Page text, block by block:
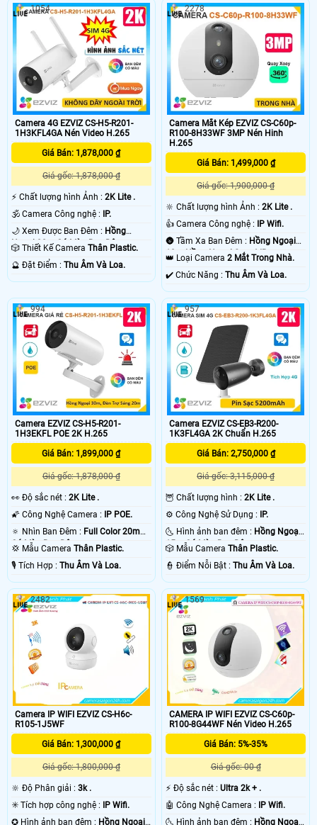
Camera 4G EZVIZ CS-H5-R201-
1H3KFL4GA Nén Video H.265
Giá Bán: 1,878,000 ₫
Giá gốc: 1,878,000 ₫
️⚡ Chất lượng hình Ảnh : 2K Lite .
🕉️ Camera Công nghệ :
IP.
🌙 Xem Được Ban Đêm : Hồng
Ngoại 30m Có Màu Ban Ðêm.
🎲 Thiết Kế Camera Thân Plastic.
️🔮 Đặt Điểm : Thu Âm Và Loa.
1054
Camera Mắt Kép EZVIZ CS-C60p-
R100-8H33WF 3MP Nén Hinh
H.265
Giá Bán: 1,499,000 ₫
Giá gốc: 1,900,000 ₫
🔆 Chất lượng hình Ảnh :2K Lite .
👍 Camera Công nghệ :
IP Wifi.
🌚 Tầm Xa Ban Đêm : Hồng Ngoại
10m Hồng Ngoại Smart IR.
👑 Loại Camera2 Mắt Trong Nhà.
️✔️ Chức Năng :Thu Âm Và Loa.
2278
Camera EZVIZ CS-H5-R201-
1H3EKFL POE 2K H.265
Giá Bán: 1,899,000 ₫
Giá gốc: 1,878,000 ₫
️👀 Độ sắc nét : 2K Lite .
🌠 Công Nghệ Camera :
IP POE.
🔅 Nhìn Ban Đêm : Full Color 20m
Có Màu Ban Ðêm.
💢 Mẫu Camera Thân Plastic.
️🎙 Tích Hợp : Thu Âm Và Loa.
994
Camera EZVIZ CS-EB3-R200-
1K3FL4GA 2K Chuẩn H.265
Giá Bán: 2,750,000 ₫
Giá gốc: 3,115,000 ₫
🦉 Chất lượng hình :2K Lite .
⚙ Công Nghệ Sử Dụng :
IP.
🌜 Hình ảnh ban đêm : Hồng Ngoại
15m Có Màu Ban Ðêm.
🎲 Mẫu CameraThân Plastic.
️👮 Điểm Nỗi Bật :Thu Âm Và Loa.
957
Camera IP WIFI EZVIZ CS-H6c-
R105-1J5WF
Giá Bán: 1,300,000 ₫
Giá gốc: 1,800,000 ₫
🔆 Độ Phân giải : 3k .
✳️ Tích hợp công nghệ : IP Wifi.
✪ Hình ảnh ban đêm : Hồng Ngoại
2482
CAMERA IP WIFI EZVIZ CS-C60p-
R100-8G44WF Nén Video H.265
Giá Bán: 5%-35%
Giá gốc: 00 ₫
️⚡ Độ sắc nét :Ultra 2k + .
🤖️ Công Nghệ Camera : IP Wifi.
🌜 Hình ảnh ban đêm : Hồng Ngoại
1569